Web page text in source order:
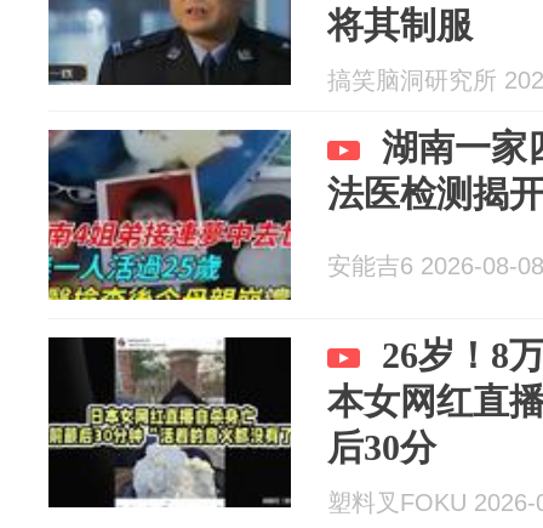
将其制服
搞笑脑洞研究所
湖南一家
法医检测揭
安能吉6 2026-08-08
26岁！8
本女网红直
后30分
塑料叉FOKU 2026-